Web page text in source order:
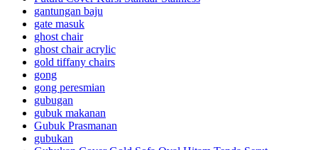
gantungan baju
gate masuk
ghost chair
ghost chair acrylic
gold tiffany chairs
gong
gong peresmian
gubugan
gubuk makanan
Gubuk Prasmanan
gubukan